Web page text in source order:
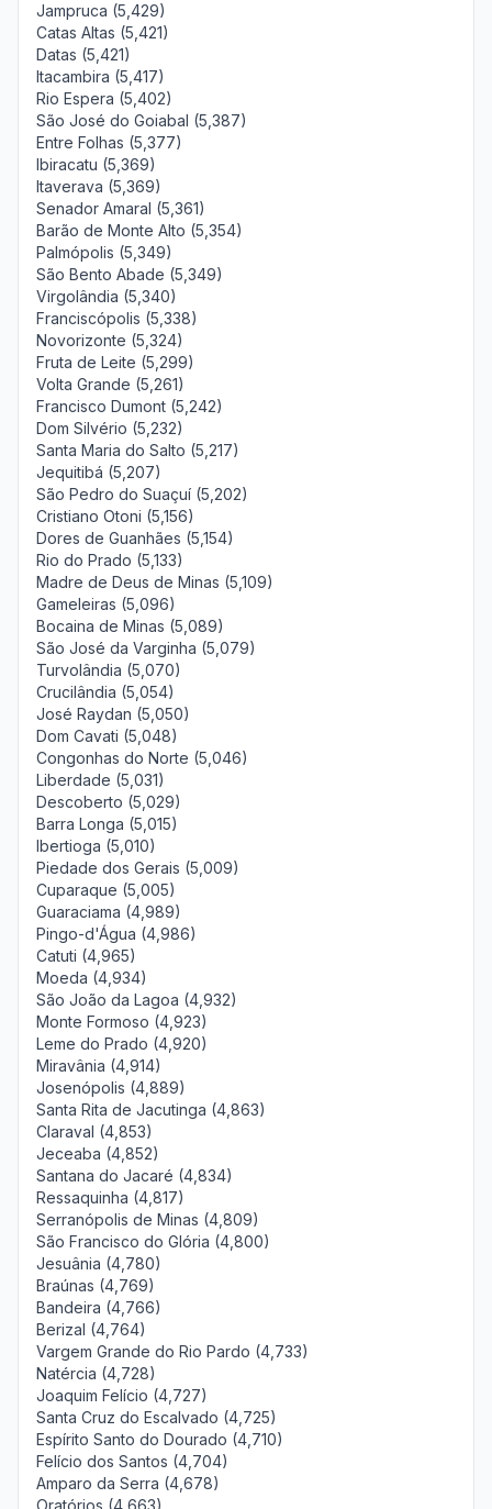
Jampruca (5,429)
Catas Altas (5,421)
Datas (5,421)
Itacambira (5,417)
Rio Espera (5,402)
São José do Goiabal (5,387)
Entre Folhas (5,377)
Ibiracatu (5,369)
Itaverava (5,369)
Senador Amaral (5,361)
Barão de Monte Alto (5,354)
Palmópolis (5,349)
São Bento Abade (5,349)
Virgolândia (5,340)
Franciscópolis (5,338)
Novorizonte (5,324)
Fruta de Leite (5,299)
Volta Grande (5,261)
Francisco Dumont (5,242)
Dom Silvério (5,232)
Santa Maria do Salto (5,217)
Jequitibá (5,207)
São Pedro do Suaçuí (5,202)
Cristiano Otoni (5,156)
Dores de Guanhães (5,154)
Rio do Prado (5,133)
Madre de Deus de Minas (5,109)
Gameleiras (5,096)
Bocaina de Minas (5,089)
São José da Varginha (5,079)
Turvolândia (5,070)
Crucilândia (5,054)
José Raydan (5,050)
Dom Cavati (5,048)
Congonhas do Norte (5,046)
Liberdade (5,031)
Descoberto (5,029)
Barra Longa (5,015)
Ibertioga (5,010)
Piedade dos Gerais (5,009)
Cuparaque (5,005)
Guaraciama (4,989)
Pingo-d'Água (4,986)
Catuti (4,965)
Moeda (4,934)
São João da Lagoa (4,932)
Monte Formoso (4,923)
Leme do Prado (4,920)
Miravânia (4,914)
Josenópolis (4,889)
Santa Rita de Jacutinga (4,863)
Claraval (4,853)
Jeceaba (4,852)
Santana do Jacaré (4,834)
Ressaquinha (4,817)
Serranópolis de Minas (4,809)
São Francisco do Glória (4,800)
Jesuânia (4,780)
Braúnas (4,769)
Bandeira (4,766)
Berizal (4,764)
Vargem Grande do Rio Pardo (4,733)
Natércia (4,728)
Joaquim Felício (4,727)
Santa Cruz do Escalvado (4,725)
Espírito Santo do Dourado (4,710)
Felício dos Santos (4,704)
Amparo da Serra (4,678)
Oratórios (4,663)